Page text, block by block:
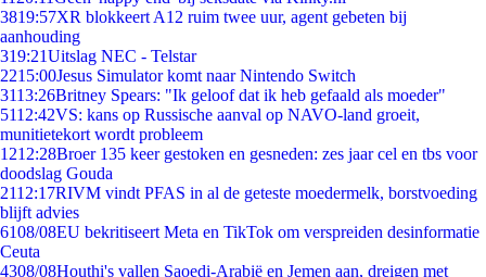
3819:57XR blokkeert A12 ruim twee uur, agent gebeten bij
aanhouding
319:21Uitslag NEC - Telstar
2215:00Jesus Simulator komt naar Nintendo Switch
3113:26Britney Spears: "Ik geloof dat ik heb gefaald als moeder"
5112:42VS: kans op Russische aanval op NAVO-land groeit,
munitietekort wordt probleem
1212:28Broer 135 keer gestoken en gesneden: zes jaar cel en tbs voor
doodslag Gouda
2112:17RIVM vindt PFAS in al de geteste moedermelk, borstvoeding
blijft advies
6108/08EU bekritiseert Meta en TikTok om verspreiden desinformatie
Ceuta
4308/08Houthi's vallen Saoedi-Arabië en Jemen aan, dreigen met